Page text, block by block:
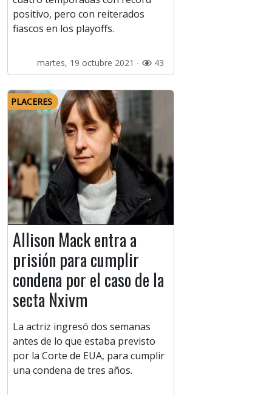
positivo, pero con reiterados
fiascos en los playoffs.
martes, 19 octubre 2021 - 43
PLACERES
Allison Mack entra a
prisión para cumplir
condena por el caso de la
secta Nxivm
La actriz ingresó dos semanas
antes de lo que estaba previsto
por la Corte de EUA, para cumplir
una condena de tres años.